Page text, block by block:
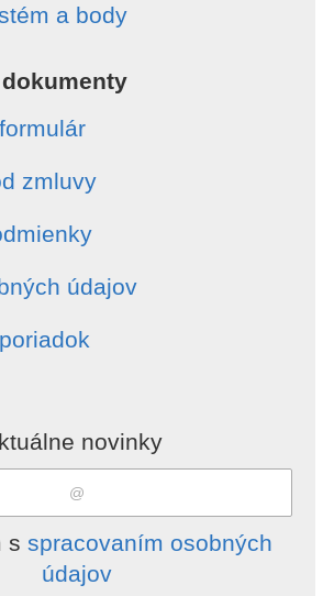
a body
zmluvy
údajov
novinky
s spracovaním osobných
údajov